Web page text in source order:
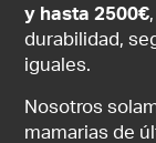
y hasta 2500€
durabilidad,
iguales.
Nosotros
mamarias de